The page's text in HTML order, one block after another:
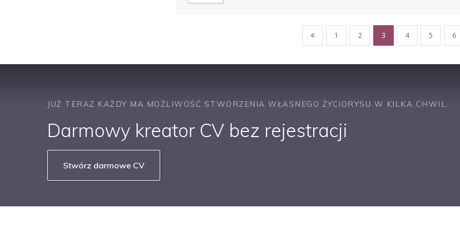
1 2 3 4 5 6
JUŻ TERAZ KAŻDY MA MOŻLIWOŚĆ STWORZENIA WŁASNEGO ŻYCIORYSU W KILKA CHWIL.
Darmowy kreator CV bez rejestracji
Stwórz darmowe CV